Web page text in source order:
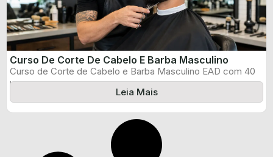
Curso De Corte De Cabelo E Barba Masculino
Curso de Corte de Cabelo e Barba Masculino EAD com 40
horas, certificado ...
Leia Mais